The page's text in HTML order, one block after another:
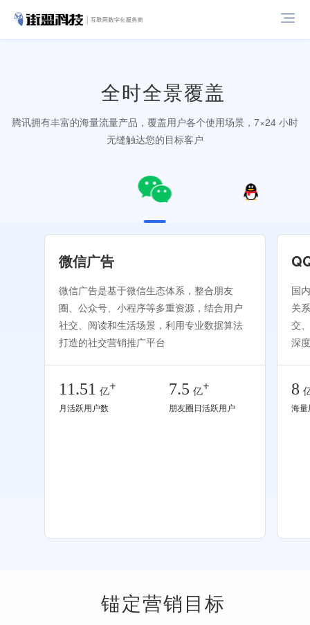
全时全景覆盖
腾讯拥有丰富的海量流量产品，覆盖用户各个使用场景，7×24 小时
无缝触达您的目标客户
微信广告
微信广告是基于微信生态体系，整合朋友
圈、公众号、小程序等多重资源，结合用户
社交、阅读和生活场景，利用专业数据算法
打造的社交营销推广平台
11.51 亿+
月活跃用户数
7.5 亿+
朋友圈日活跃用户
国
关
交
深
8
海量
锚定营销目标